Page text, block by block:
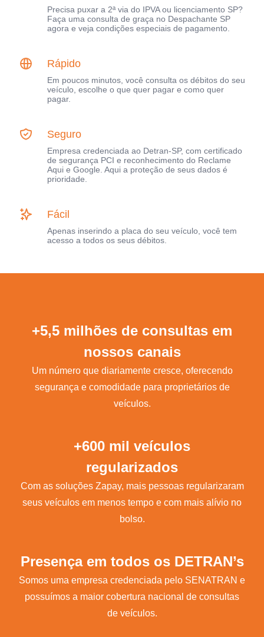
Precisa puxar a 2ª via do IPVA ou licenciamento SP?
Faça uma consulta de graça no Despachante SP
agora e veja condições especiais de pagamento.
Rápido
Em poucos minutos, você consulta os débitos do seu
veículo, escolhe o que quer pagar e como quer
pagar.
Seguro
Empresa credenciada ao Detran-SP, com certificado
de segurança PCI e reconhecimento do Reclame
Aqui e Google. Aqui a proteção de seus dados é
prioridade.
Fácil
Apenas inserindo a placa do seu veículo, você tem
acesso a todos os seus débitos.
+5,5 milhões de consultas em
nossos canais
Um número que diariamente cresce, oferecendo
segurança e comodidade para proprietários de
veículos.
+600 mil veículos
regularizados
Com as soluções Zapay, mais pessoas regularizaram
seus veículos em menos tempo e com mais alívio no
bolso.
Presença em todos os DETRAN’s
Somos uma empresa credenciada pelo SENATRAN e
possuímos a maior cobertura nacional de consultas
de veículos.